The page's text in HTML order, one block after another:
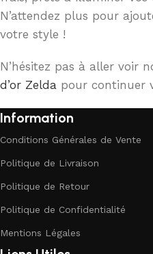
N’attendez plus pour
votre style !
N’hésitez pas à aller voir
d’or Zelda pour continuer
Information
Conditions Générales de Vente
Politique de Livraison
Politique de Retour
Politique de Confidentialité
Mentions Légales